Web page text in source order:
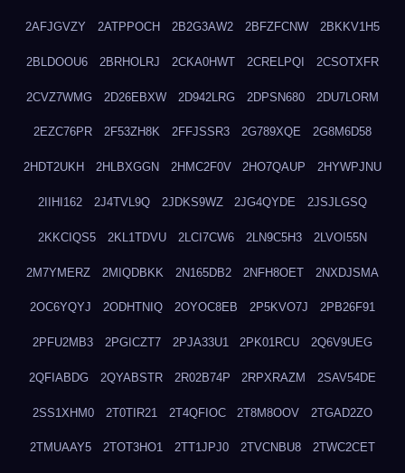
2AFJGVZY 2ATPPOCH 2B2G3AW2 2BFZFCNW 2BKKV1H5
2BLDOOU6 2BRHOLRJ 2CKA0HWT 2CRELPQI 2CSOTXFR
2CVZ7WMG 2D26EBXW 2D942LRG 2DPSN680 2DU7LORM
2EZC76PR 2F53ZH8K 2FFJSSR3 2G789XQE 2G8M6D58
2HDT2UKH 2HLBXGGN 2HMC2F0V 2HO7QAUP 2HYWPJNU
2IIHI162 2J4TVL9Q 2JDKS9WZ 2JG4QYDE 2JSJLGSQ
2KKCIQS5 2KL1TDVU 2LCI7CW6 2LN9C5H3 2LVOI55N
2M7YMERZ 2MIQDBKK 2N165DB2 2NFH8OET 2NXDJSMA
2OC6YQYJ 2ODHTNIQ 2OYOC8EB 2P5KVO7J 2PB26F91
2PFU2MB3 2PGICZT7 2PJA33U1 2PK01RCU 2Q6V9UEG
2QFIABDG 2QYABSTR 2R02B74P 2RPXRAZM 2SAV54DE
2SS1XHM0 2T0TIR21 2T4QFIOC 2T8M8OOV 2TGAD2ZO
2TMUAAY5 2TOT3HO1 2TT1JPJ0 2TVCNBU8 2TWC2CET